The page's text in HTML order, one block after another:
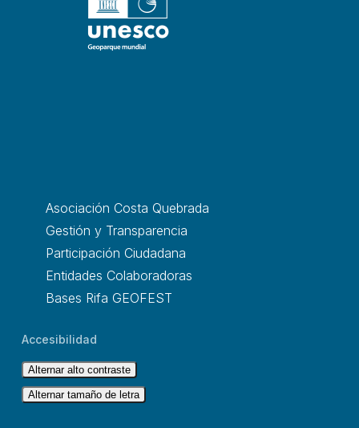
Asociación Costa Quebrada
Gestión y Transparencia
Participación Ciudadana
Entidades Colaboradoras
Bases Rifa GEOFEST
Accesibilidad
Alternar alto contraste
Alternar tamaño de letra